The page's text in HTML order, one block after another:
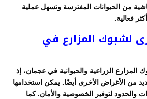
من الحيوانات المفترسة وتسهل عملية
فعالية.
لشبوك المزارع في
الزراعية والحيوانية في عجمان، إذ
من الأغراض الأخرى أيضًا. يمكن استخدامها
والحدود لتوفير الخصوصية والأمان. كما